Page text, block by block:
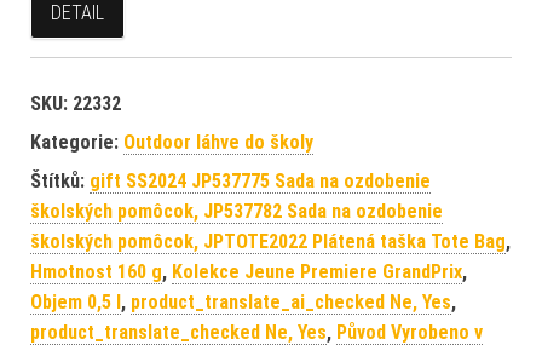
DETAIL
SKU: 22332
Kategorie: Outdoor láhve do školy
Štítků: gift SS2024 JP537775 Sada na ozdobenie
školských pomôcok, JP537782 Sada na ozdobenie
školských pomôcok, JPTOTE2022 Plátená taška Tote Bag,
Hmotnost 160 g, Kolekce Jeune Premiere GrandPrix,
Objem 0,5 l, product_translate_ai_checked Ne, Yes,
product_translate_checked Ne, Yes, Původ Vyrobeno v